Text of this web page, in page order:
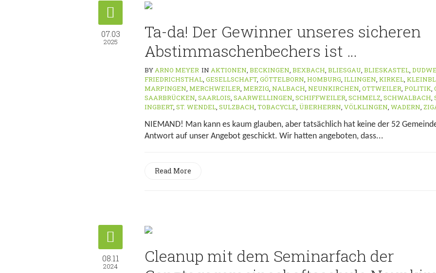
07.03
2025
Ta-da! Der Gewinner unseres sicheren
Abstimmaschenbechers ist …
BYARNO MEYER IN AKTIONEN, BECKINGEN, BEXBACH, BLIESGAU, BLIESKASTEL,
FRIEDRICHSTHAL, GESELLSCHAFT, GÖTTELBORN, HOMBURG, ILLINGEN, KIRKEL,
MARPINGEN, MERCHWEILER, MERZIG, NALBACH, NEUNKIRCHEN, OTTWEILER, POLITIK,
SAARBRÜCKEN, SAARLOIS, SAARWELLINGEN, SCHIFFWEILER, SCHMELZ, SCHWALBACH,
INGBERT, ST. WENDEL, SULZBACH, TOBACYCLE, ÜBERHERRN, VÖLKLINGEN, WADERN,
NIEMAND! Man kann es kaum glauben, aber tatsächlich hat keine der 52
Antwort auf unser Angebot geschickt. Wir hatten angeboten, dass...
Read More
08.11
2024
Cleanup mit dem Seminarfach der